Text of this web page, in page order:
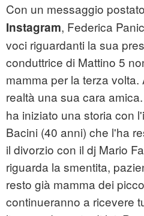
Con un messaggio
Instagram, Federica
voci riguardanti la sua
conduttrice di Mattino 5
mamma per la terza
realtà una sua cara amica.
ha iniziato una storia con
Bacini (40 anni) che l'ha
il divorzio con il dj Mario
riguarda la smentita,
resto già mamma dei
continueranno a ricevere